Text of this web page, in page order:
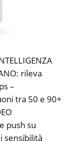
rileva
–
tra 50 e 90+
push su
sensibilità